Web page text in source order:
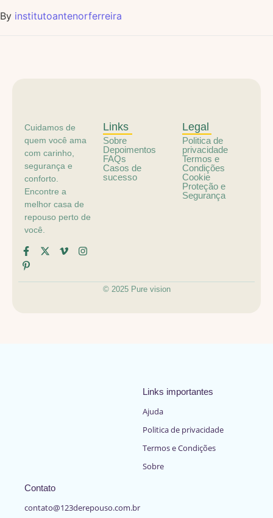
By institutoantenorferreira
Cuidamos de
quem você ama
com carinho,
segurança e
conforto.
Encontre a
melhor casa de
repouso perto de
você.
Links
Sobre
Depoimentos
FAQs
Casos de
sucesso
Legal
Politica de
privacidade
Termos e
Condições
Cookie
Proteção e
Segurança
© 2025 Pure vision
Links importantes
Ajuda
Politica de privacidade
Termos e Condições
Sobre
Contato
contato@123derepouso.com.br